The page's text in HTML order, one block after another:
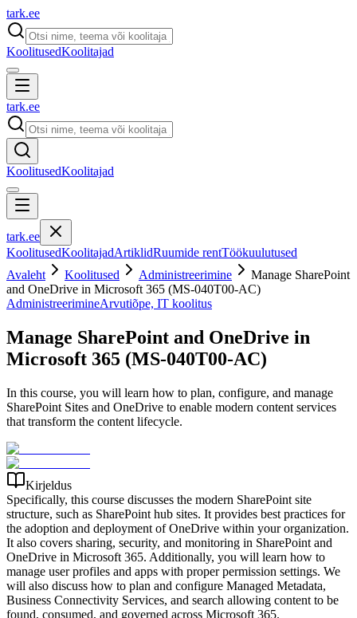
tark.ee
KoolitusedKoolitajad
tark.ee
KoolitusedKoolitajad
tark.ee
KoolitusedKoolitajadArtiklidRuumide rentTöökuulutused
Avaleht
Koolitused Administreerimine
Manage SharePoint
and OneDrive in Microsoft 365 (MS-040T00-AC)
AdministreerimineArvutiõpe, IT koolitus
Manage SharePoint and OneDrive in
Microsoft 365 (MS-040T00-AC)
In this course, you will learn how to plan, configure, and manage
SharePoint Sites and OneDrive to enable modern content services
that transform the content lifecycle.
Kirjeldus
Specifically, this course discusses the modern SharePoint site
structure, such as SharePoint hub sites. It provides best practices for
the adoption and deployment of OneDrive within your organization.
It also covers sharing, security, and monitoring in SharePoint and
OneDrive in Microsoft 365. Additionally, you will learn how to
manage user profiles and apps with proper permission settings. We
will also discuss how to plan and configure Managed Metadata,
Business Connectivity Services, and search allowing content to be
found, consumed, and governed across Microsoft 365.